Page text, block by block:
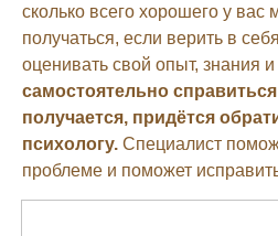
сколько всего хорошего у
получаться, если верить в
оценивать свой опыт, знания
самостоятельно
получается, придётся
психологу. Специалист
проблеме и поможет